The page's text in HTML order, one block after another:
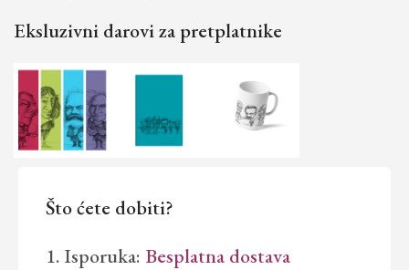
Eksluzivni darovi za pretplatnike
Što ćete dobiti?
1. Isporuka: Besplatna dostava